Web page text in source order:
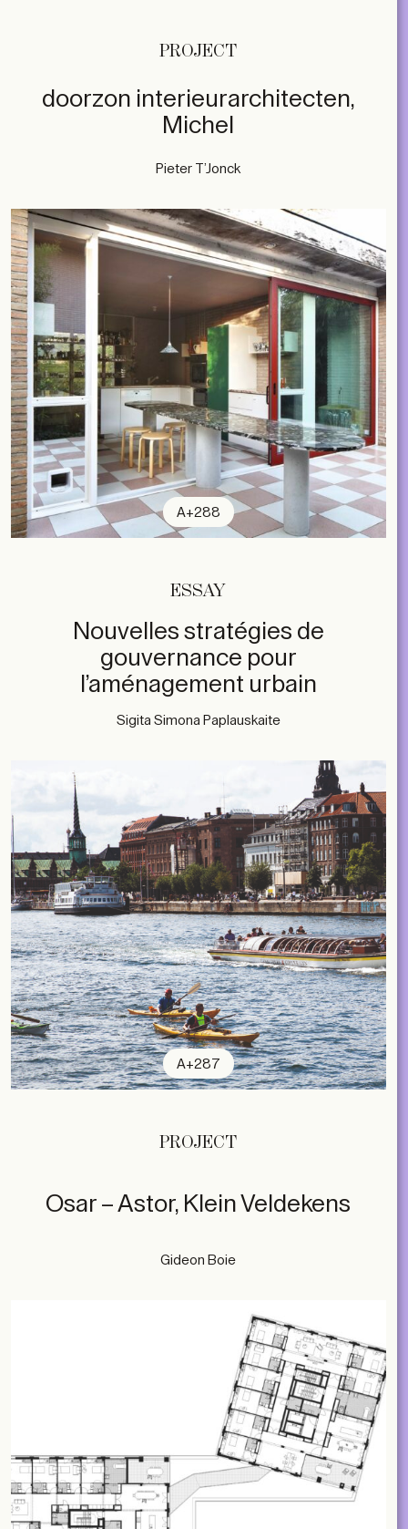
PROJECT
doorzon interieurarchitecten,
Michel
Pieter T’Jonck
A+288
ESSAY
Nouvelles stratégies de
gouvernance pour
l’aménagement urbain
Sigita Simona Paplauskaite
A+287
PROJECT
Osar – Astor, Klein Veldekens
Gideon Boie